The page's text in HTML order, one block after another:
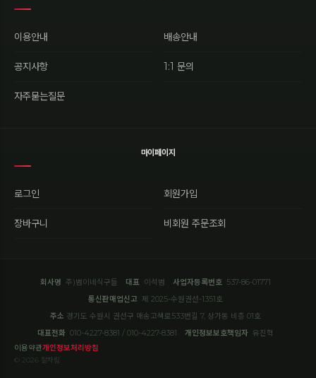
이용안내 배송안내
공지사항 1:1 문의
자주묻는질문
마이페이지
로그인 회원가입
장바구니 비회원 주문조회
회사명 주)범이네식구들 대표 이석범 사업자등록번호 537-86-01771
통신판매업신고 제 2025-수원권선-1351호
주소 경기도 수원시 권선구 매송고색로533번길 7, 상가동 비층 01호
대표전화 010-4227-8381 / 010-4227-8381 개인정보보호책임자 유진혁
이용약관개인정보처리방침
© 2026 잘차림